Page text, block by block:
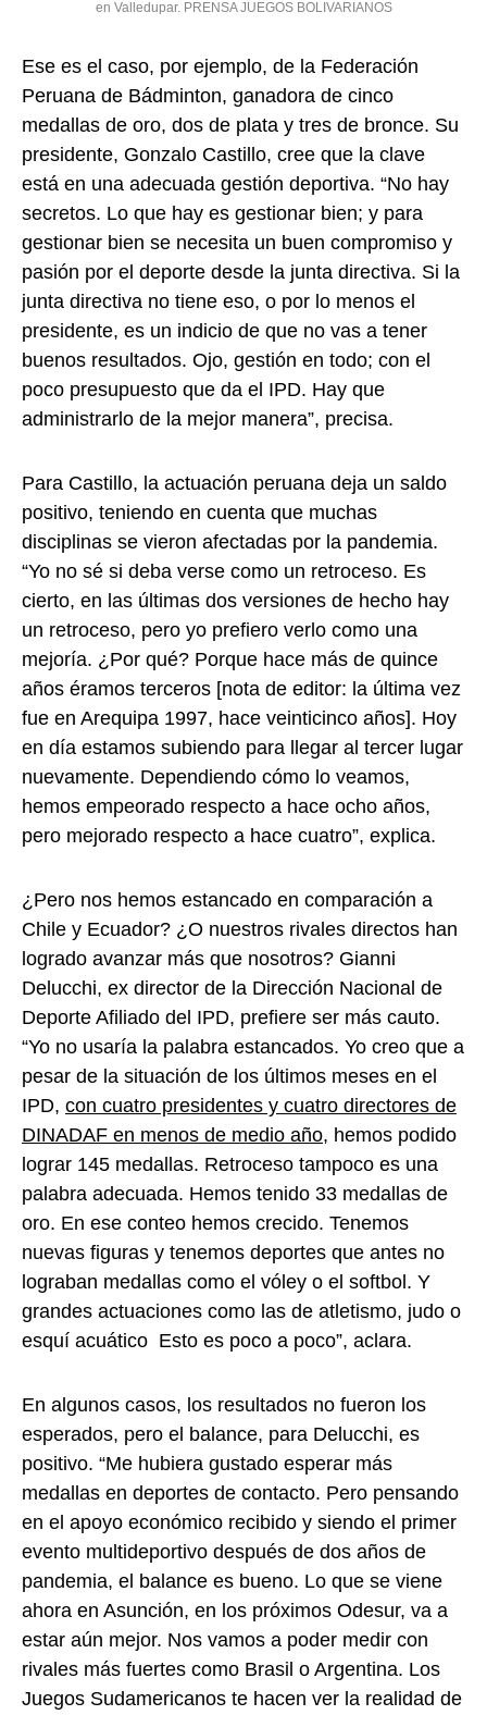
en Valledupar. PRENSA JUEGOS BOLIVARIANOS
Ese es el caso, por ejemplo, de la Federación
Peruana de Bádminton, ganadora de cinco
medallas de oro, dos de plata y tres de bronce. Su
presidente, Gonzalo Castillo, cree que la clave
está en una adecuada gestión deportiva. “No hay
secretos. Lo que hay es gestionar bien; y para
gestionar bien se necesita un buen compromiso y
pasión por el deporte desde la junta directiva. Si la
junta directiva no tiene eso, o por lo menos el
presidente, es un indicio de que no vas a tener
buenos resultados. Ojo, gestión en todo; con el
poco presupuesto que da el IPD. Hay que
administrarlo de la mejor manera”, precisa.
Para Castillo, la actuación peruana deja un saldo
positivo, teniendo en cuenta que muchas
disciplinas se vieron afectadas por la pandemia.
“Yo no sé si deba verse como un retroceso. Es
cierto, en las últimas dos versiones de hecho hay
un retroceso, pero yo prefiero verlo como una
mejoría. ¿Por qué? Porque hace más de quince
años éramos terceros [nota de editor: la última vez
fue en Arequipa 1997, hace veinticinco años]. Hoy
en día estamos subiendo para llegar al tercer lugar
nuevamente. Dependiendo cómo lo veamos,
hemos empeorado respecto a hace ocho años,
pero mejorado respecto a hace cuatro”, explica.
¿Pero nos hemos estancado en comparación a
Chile y Ecuador? ¿O nuestros rivales directos han
logrado avanzar más que nosotros? Gianni
Delucchi, ex director de la Dirección Nacional de
Deporte Afiliado del IPD, prefiere ser más cauto.
“Yo no usaría la palabra estancados. Yo creo que a
pesar de la situación de los últimos meses en el
IPD, con cuatro presidentes y cuatro directores de
DINADAF en menos de medio año, hemos podido
lograr 145 medallas. Retroceso tampoco es una
palabra adecuada. Hemos tenido 33 medallas de
oro. En ese conteo hemos crecido. Tenemos
nuevas figuras y tenemos deportes que antes no
lograban medallas como el vóley o el softbol. Y
grandes actuaciones como las de atletismo, judo o
esquí acuático Esto es poco a poco”, aclara.
En algunos casos, los resultados no fueron los
esperados, pero el balance, para Delucchi, es
positivo. “Me hubiera gustado esperar más
medallas en deportes de contacto. Pero pensando
en el apoyo económico recibido y siendo el primer
evento multideportivo después de dos años de
pandemia, el balance es bueno. Lo que se viene
ahora en Asunción, en los próximos Odesur, va a
estar aún mejor. Nos vamos a poder medir con
rivales más fuertes como Brasil o Argentina. Los
Juegos Sudamericanos te hacen ver la realidad de